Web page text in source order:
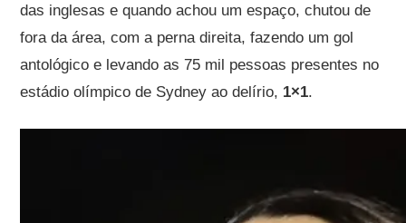
das inglesas e quando achou um espaço, chutou de
fora da área, com a perna direita, fazendo um gol
antológico e levando as 75 mil pessoas presentes no
estádio olímpico de Sydney ao delírio, 1×1.